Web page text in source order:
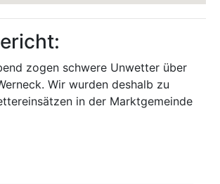
zogen schwere Unwetter über
Wir wurden deshalb zu
in der Marktgemeinde